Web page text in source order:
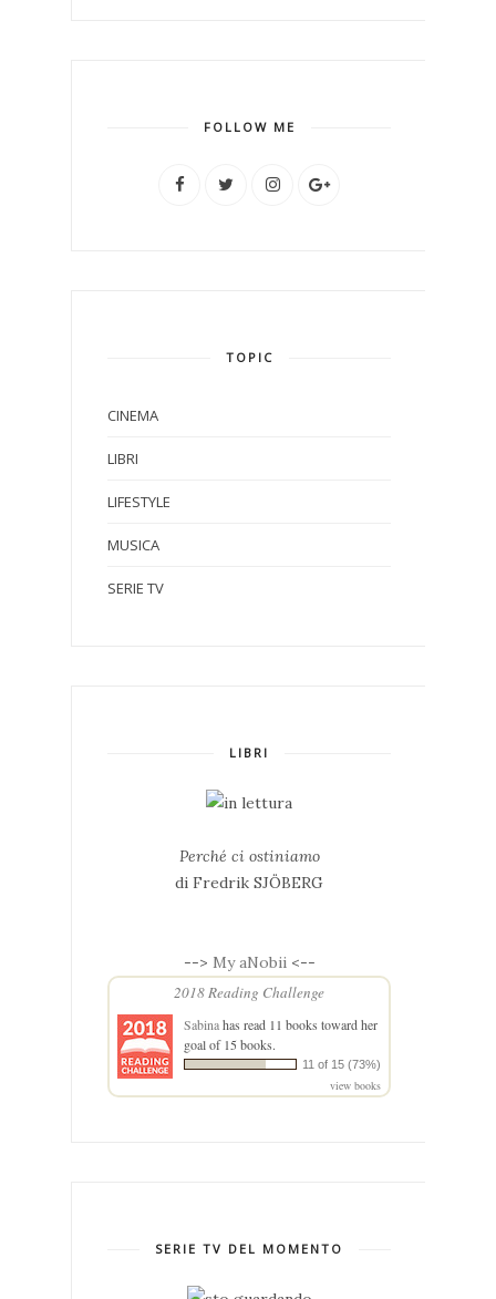
FOLLOW ME
TOPIC
CINEMA
LIBRI
LIFESTYLE
MUSICA
SERIE TV
LIBRI
Perché ci ostiniamo
di Fredrik SJÖBERG
--> My aNobii <--
2018 Reading Challenge
Sabinahas read 11 books toward her
goal of 15 books.
11 of 15 (73%)
view books
SERIE TV DEL MOMENTO